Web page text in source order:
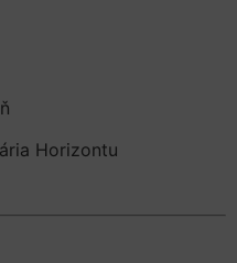
Horizontu